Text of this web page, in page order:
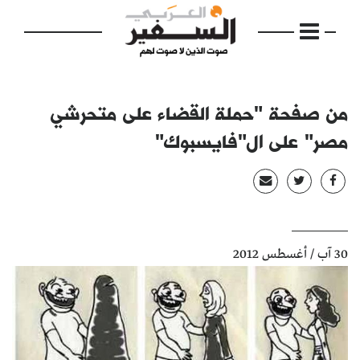
الرئيسية
إفتتاحية
دفاتر
بالصورة
من صفحة "حملة القضاء على متحرشي
مصر" على ال"فايسبوك"
30 آب / أغسطس 2012